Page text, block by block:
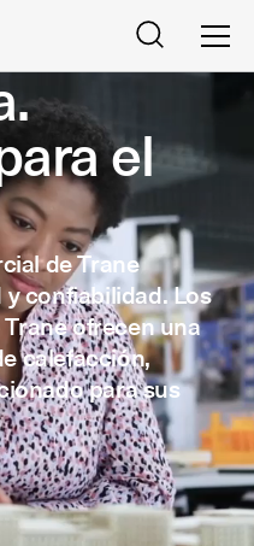
Buscar
el
de Trane
confiabilidad. Los
ofrecen una
calefacción,
para sus